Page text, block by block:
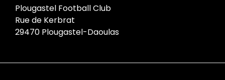
Plougastel Football Club
Rue de Kerbrat
29470 Plougastel-Daoulas